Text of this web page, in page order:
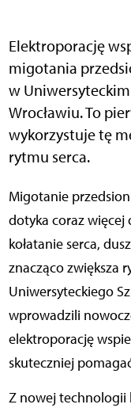
Elektroporację
migotania
w
Wrocławiu. To
wykorzystuje tę
rytmu serca.
Migotanie przedsionków, nazywane epidemią XXI wieku,
dotyka coraz więcej
kołatanie serca,
znacząco zwiększa
Uniwersyteckiego
wprowadzili
elektroporację
skuteczniej
Z nowej technologii